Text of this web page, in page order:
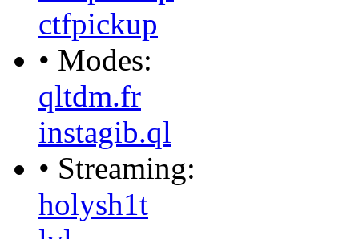
ctfpickup
• Modes:
qltdm.fr
instagib.ql
• Streaming:
holysh1t